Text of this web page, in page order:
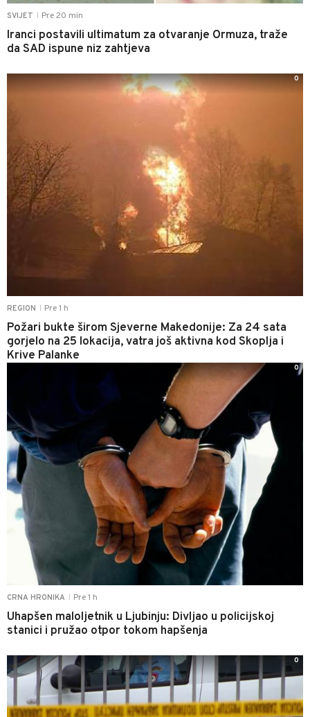
SVIJET Pre 20 min
Iranci postavili ultimatum za otvaranje Ormuza, traže
da SAD ispune niz zahtjeva
REGION Pre 1 h
Požari bukte širom Sjeverne Makedonije: Za 24 sata
gorjelo na 25 lokacija, vatra još aktivna kod Skoplja i
Krive Palanke
0
CRNA HRONIKA Pre 1 h
Uhapšen maloljetnik u Ljubinju: Divljao u policijskoj
stanici i pružao otpor tokom hapšenja
0
0